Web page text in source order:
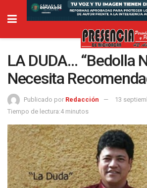
LA DUDA… “Bedolla
Necesita
Publicado por Redacción
13
Tiempo de lectura:4 minutos